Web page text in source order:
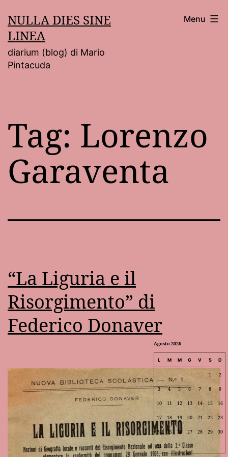
al
contenuto
NULLA DIES SINE
LINEA
diarium (blog) di Mario
Pintacuda
Menu
Tag: Lorenzo
Garaventa
“La Liguria e il
Risorgimento” di
Federico Donaver
Agosto 2026
L M M G V S D
1 2
3 4 5 6 7 8 9
10 11 12 13 14 15 16
17 18 19 20 21 22 23
24 25 26 27 28 29 30
31